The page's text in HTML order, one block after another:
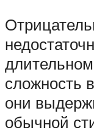
сложность
они
обычной